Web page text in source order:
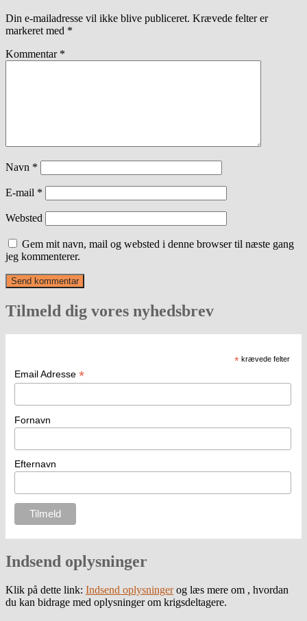
Din e-mailadresse vil ikke blive publiceret. Krævede felter er
markeret med *
Kommentar *
Navn *
E-mail *
Websted
Gem mit navn, mail og websted i denne browser til næste gang
jeg kommenterer.
Tilmeld dig vores nyhedsbrev
* krævede felter
Email Adresse *
Fornavn
Efternavn
Indsend oplysninger
Klik på dette link: Indsend oplysningerog læs mere om , hvordan
du kan bidrage med oplysninger om krigsdeltagere.